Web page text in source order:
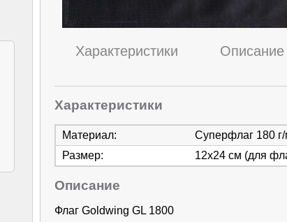
Характеристики Описание
Характеристики
Материал:
Суперфлаг 180
Размер:
12х24 см (для
Описание
Флаг Goldwing GL 1800